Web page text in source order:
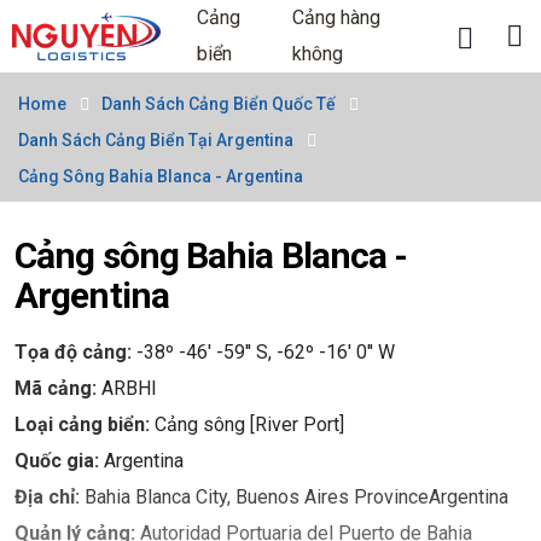
Cảng
biển
Cảng hàng
không
Home
Danh Sách Cảng Biển Quốc Tế
Danh Sách Cảng Biển Tại Argentina
Cảng Sông Bahia Blanca - Argentina
Cảng sông Bahia Blanca -
Argentina
Tọa độ cảng: -38º -46' -59'' S, -62º -16' 0'' W
Mã cảng: ARBHI
Loại cảng biển: Cảng sông [River Port]
Quốc gia: Argentina
Địa chỉ: Bahia Blanca City, Buenos Aires ProvinceArgentina
Quản lý cảng: Autoridad Portuaria del Puerto de Bahia